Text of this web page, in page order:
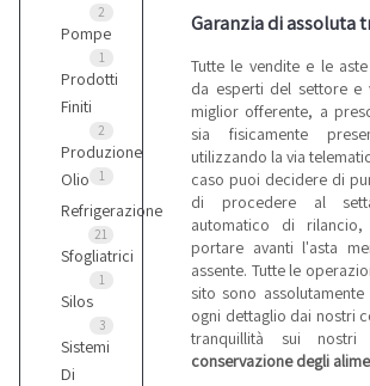
2
Pompe
1
Prodotti
Finiti
2
Produzione
Olio
1
Refrigerazione
21
Sfogliatrici
1
Silos
3
Sistemi
Di
Garanzia di assoluta
Tutte le vendite e le
da esperti del settore e
miglior offerente, a
sia fisicamente
utilizzando la via
caso puoi decidere di
di procedere al
automatico di
portare avanti l'asta
assente. Tutte le
sito sono
ogni dettaglio dai nostri
tranquillità sui
conservazione degli